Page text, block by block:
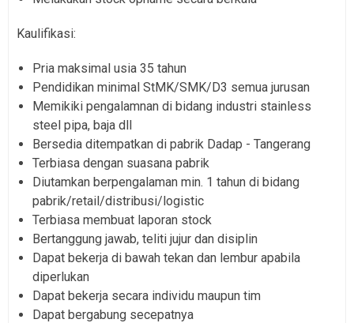
Kaulifikasi:
Pria maksimal usia 35 tahun
Pendidikan minimal StMK/SMK/D3 semua jurusan
Memikiki pengalamnan di bidang industri stainless
steel pipa, baja dll
Bersedia ditempatkan di pabrik Dadap - Tangerang
Terbiasa dengan suasana pabrik
Diutamkan berpengalaman min. 1 tahun di bidang
pabrik/retail/distribusi/logistic
Terbiasa membuat laporan stock
Bertanggung jawab, teliti jujur dan disiplin
Dapat bekerja di bawah tekan dan lembur apabila
diperlukan
Dapat bekerja secara individu maupun tim
Dapat bergabung secepatnya